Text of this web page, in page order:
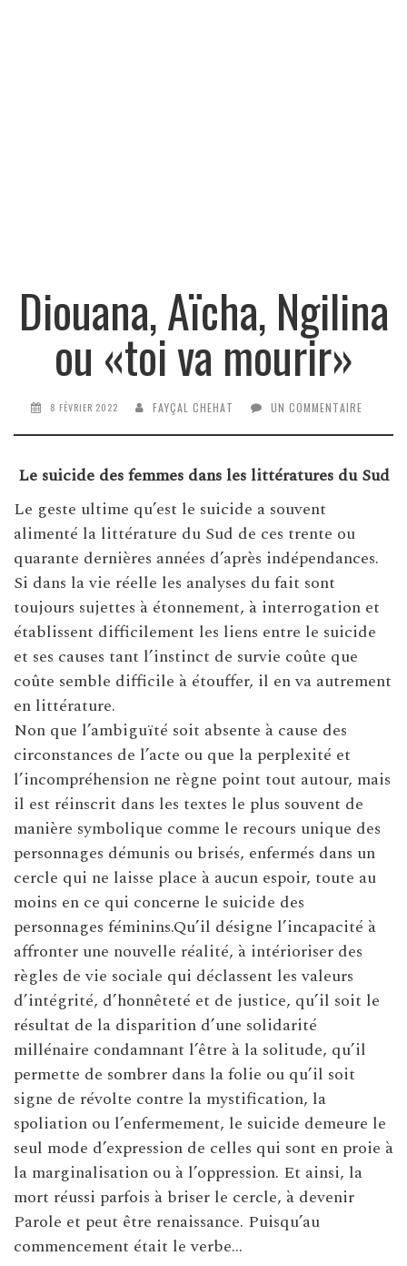
Diouana, Aïcha, Ngilina
ou «toi va mourir»
8 FÉVRIER 2022 FAYÇAL CHEHAT UN COMMENTAIRE
Le suicide des femmes dans les littératures du Sud
Le geste ultime qu’est le suicide a souvent
alimenté la littérature du Sud de ces trente ou
quarante dernières années d’après indépendances.
Si dans la vie réelle les analyses du fait sont
toujours sujettes à étonnement, à interrogation et
établissent difficilement les liens entre le suicide
et ses causes tant l’instinct de survie coûte que
coûte semble difficile à étouffer, il en va autrement
en littérature.
Non que l’ambiguïté soit absente à cause des
circonstances de l’acte ou que la perplexité et
l’incompréhension ne règne point tout autour, mais
il est réinscrit dans les textes le plus souvent de
manière symbolique comme le recours unique des
personnages démunis ou brisés, enfermés dans un
cercle qui ne laisse place à aucun espoir, toute au
moins en ce qui concerne le suicide des
personnages féminins.Qu’il désigne l’incapacité à
affronter une nouvelle réalité, à intérioriser des
règles de vie sociale qui déclassent les valeurs
d’intégrité, d’honnêteté et de justice, qu’il soit le
résultat de la disparition d’une solidarité
millénaire condamnant l’être à la solitude, qu’il
permette de sombrer dans la folie ou qu’il soit
signe de révolte contre la mystification, la
spoliation ou l’enfermement, le suicide demeure le
seul mode d’expression de celles qui sont en proie à
la marginalisation ou à l’oppression. Et ainsi, la
mort réussi parfois à briser le cercle, à devenir
Parole et peut être renaissance. Puisqu’au
commencement était le verbe…